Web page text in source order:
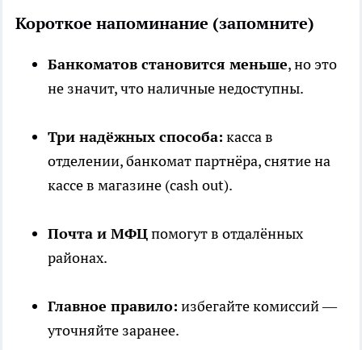
Короткое напоминание (запомните)
Банкоматов становится меньше, но это
не значит, что наличные недоступны.
Три надёжных способа: касса в
отделении, банкомат партнёра, снятие на
кассе в магазине (cash out).
Почта и МФЦпомогут в отдалённых
районах.
Главное правило: избегайте комиссий —
уточняйте заранее.